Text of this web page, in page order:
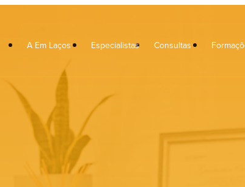
A Em Laços Especialistas Consultas
Crianças